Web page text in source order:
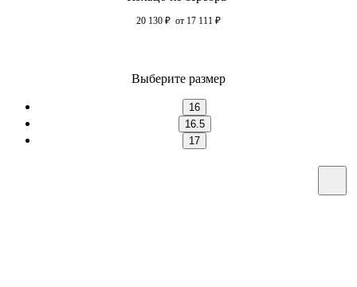
20 130 ₽ от 17 111 ₽
Выберите размер
16
16.5
17